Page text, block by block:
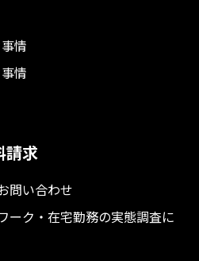
情
情
請求
問い合わせ
ーク・在宅勤務の実態調査に